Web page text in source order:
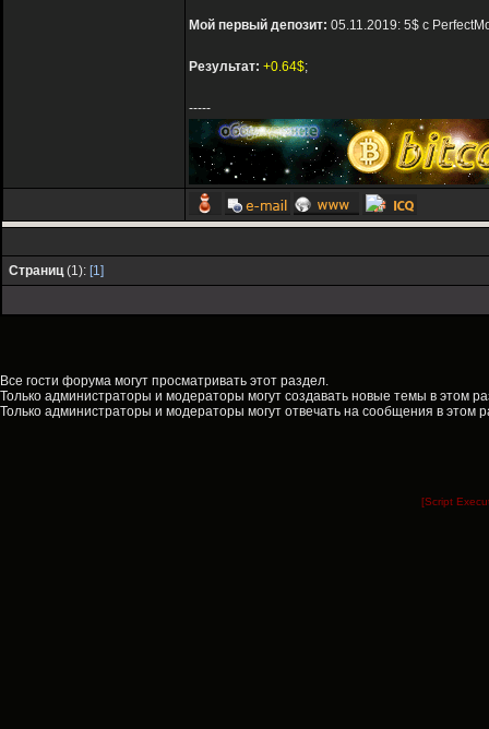
Мой первый депозит: 05.11.2019: 5$ с
Результат: +0.64$;
-----
Страниц(1): [1]
Все гости форума могут просматривать этот раздел.
Только администраторы и модераторы могут создавать новые темы в этом
Только администраторы и модераторы могут отвечать на сообщения в этом
[Script